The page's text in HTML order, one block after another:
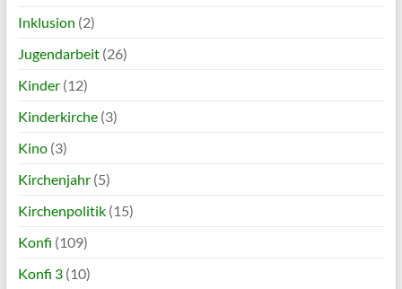
Inklusion (2)
Jugendarbeit(26)
Kinder(12)
Kinderkirche(3)
Kino(3)
Kirchenjahr(5)
Kirchenpolitik(15)
Konfi (109)
Konfi 3(10)